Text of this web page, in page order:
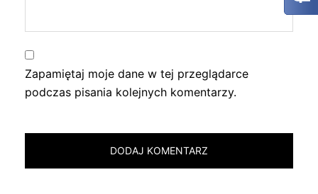
Zapamiętaj moje dane w tej przeglądarce
podczas pisania kolejnych komentarzy.